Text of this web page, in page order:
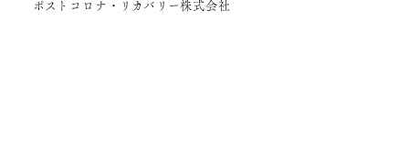
ポストコロナ・リカバリー株式会社